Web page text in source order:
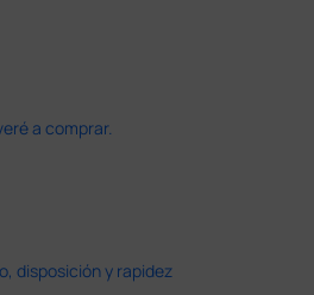
a comprar.
disposición y rapidez